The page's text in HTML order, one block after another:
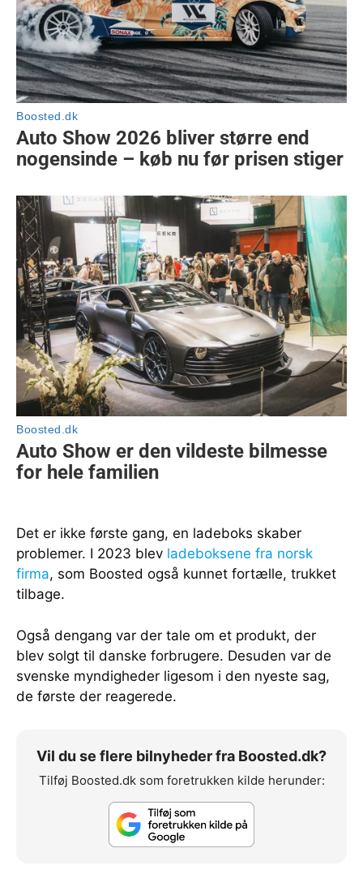
Det er ikke første gang, en ladeboks skaber
problemer. I 2023 blev ladeboksene fra norsk
firma, som Boosted også kunnet fortælle, trukket
tilbage.
Også dengang var der tale om et produkt, der
blev solgt til danske forbrugere. Desuden var de
svenske myndigheder ligesom i den nyeste sag,
de første der reagerede.
Vil du se flere bilnyheder fra Boosted.dk?
Tilføj Boosted.dk som foretrukken kilde herunder: